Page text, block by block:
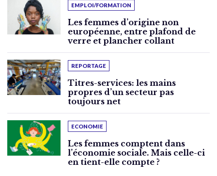
EMPLOI/FORMATION
Les femmes d’origine non
européenne, entre plafond de
verre et plancher collant
REPORTAGE
Titres-services: les mains
propres d’un secteur pas
toujours net
ECONOMIE
Les femmes comptent dans
l’économie sociale. Mais celle-ci
en tient-elle compte ?